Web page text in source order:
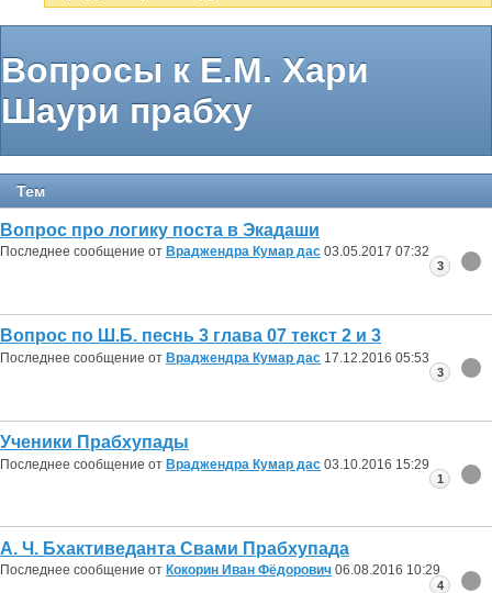
Вопросы к Е.М. Хари
Шаури прабху
Тем
Вопрос про логику поста в Экадаши
Последнее сообщение от Враджендра Кумар дас 03.05.2017 07:32
3
Вопрос по Ш.Б. песнь 3 глава 07 текст 2 и 3
Последнее сообщение от Враджендра Кумар дас 17.12.2016 05:53
3
Ученики Прабхупады
Последнее сообщение от Враджендра Кумар дас 03.10.2016 15:29
1
А. Ч. Бхактиведанта Свами Прабхупада
Последнее сообщение от Кокорин Иван Фёдорович 06.08.2016 10:29
4